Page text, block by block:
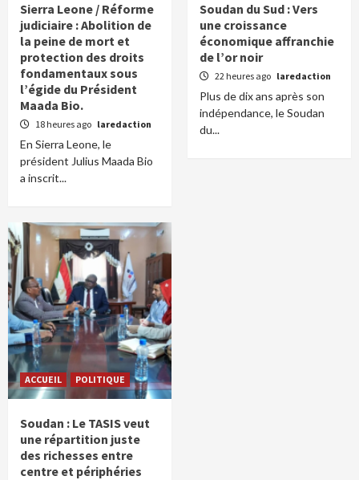
Sierra Leone / Réforme
judiciaire : Abolition de
la peine de mort et
protection des droits
fondamentaux sous
l’égide du Président
Maada Bio.
18 heures ago laredaction
En Sierra Leone, le
président Julius Maada Bio
a inscrit...
Soudan du Sud : Vers
une croissance
économique affranchie
de l’or noir
22 heures ago laredaction
Plus de dix ans après son
indépendance, le Soudan
du...
ACCUEIL POLITIQUE
Soudan : Le TASIS veut
une répartition juste
des richesses entre
centre et périphéries